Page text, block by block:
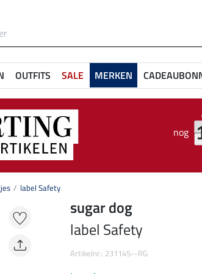
OUTFITS SALE MERKEN
nog
label Safety
sugar dog
label Safety
Artikelnr.: 231145--RG